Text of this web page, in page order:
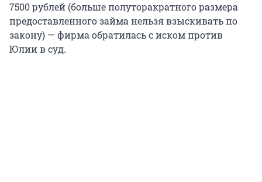
7500 рублей (больше полуторакратного размера
предоставленного займа нельзя взыскивать по
закону) — фирма обратилась с иском против
Юлии в суд.